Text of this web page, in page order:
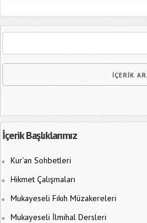
İçerik Başlıklarımız
Kur’an Sohbetleri
Hikmet Çalışmaları
Mukayeseli Fıkıh Müzakereleri
Mukayeseli İlmihal Dersleri